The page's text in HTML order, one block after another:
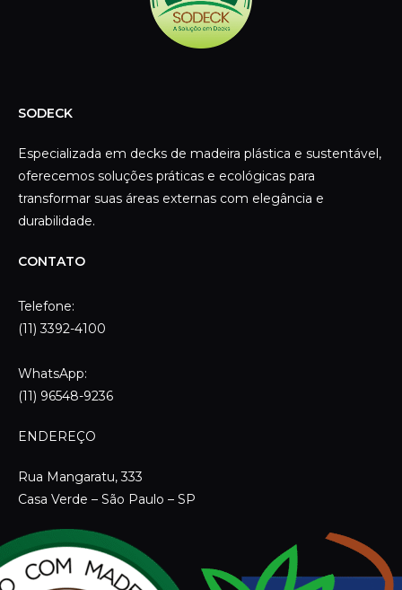
SODECK
Especializada em decks de madeira plástica e sustentável,
oferecemos soluções práticas e ecológicas para
transformar suas áreas externas com elegância e
durabilidade.
CONTATO
Telefone:
(11) 3392-4100
WhatsApp:
(11) 96548-9236
ENDEREÇO
Rua Mangaratu, 333
Casa Verde – São Paulo – SP